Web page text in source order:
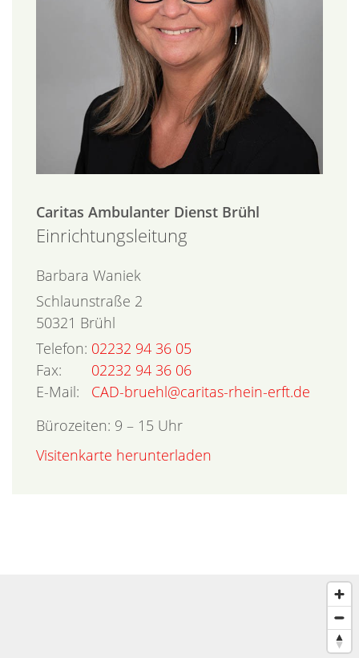
Caritas Ambulanter Dienst Brühl
Einrichtungsleitung
Barbara Waniek
Schlaunstraße 2
50321 Brühl
Telefon: 02232 94 36 05
Fax:
02232 94 36 06
E-Mail:
CAD-bruehl@caritas-rhein-erft.de
Bürozeiten: 9 – 15 Uhr
Visitenkarte herunterladen